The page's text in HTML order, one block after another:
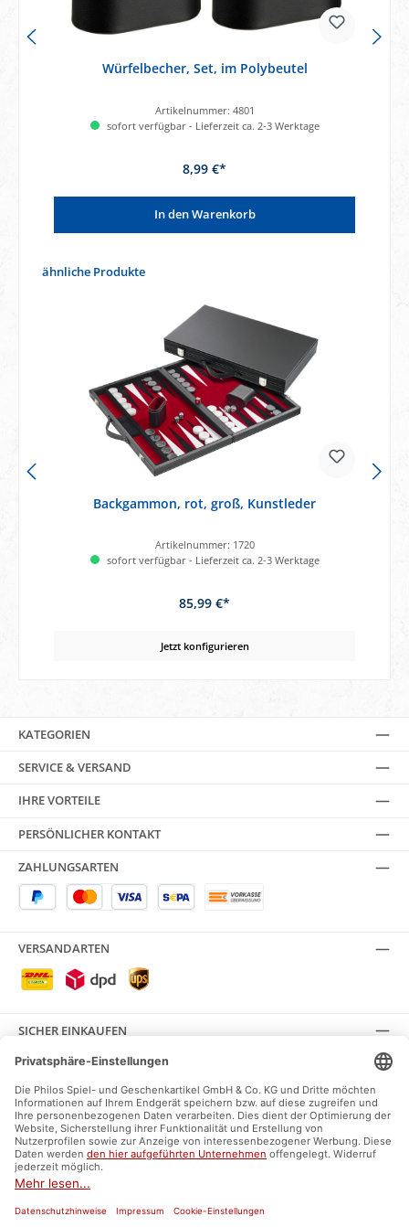
Würfelbecher, Set, im Polybeutel
Artikelnummer: 4801
sofort verfügbar - Lieferzeit ca. 2-3 Werktage
8,99 €*
In den Warenkorb
Produktgalerie überspringen
ähnliche Produkte
Backgammon, rot, groß, Kunstleder
Artikelnummer: 1720
sofort verfügbar - Lieferzeit ca. 2-3 Werktage
85,99 €*
Jetzt konfigurieren
KATEGORIEN
SERVICE & VERSAND
IHRE VORTEILE
PERSÖNLICHER KONTAKT
ZAHLUNGSARTEN
VERSANDARTEN
SICHER EINKAUFEN
SOCIAL MEDIA
FacebookInstagram